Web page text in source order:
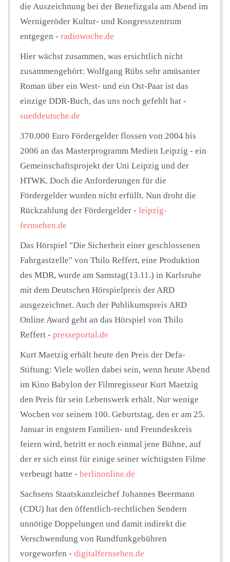
die Auszeichnung bei der Benefizgala am Abend im
Wernigeröder Kultur- und Kongresszentrum
entgegen - radiowoche.de
Hier wächst zusammen, was ersichtlich nicht
zusammengehört: Wolfgang Rübs sehr amüsanter
Roman über ein West- und ein Ost-Paar ist das
einzige DDR-Buch, das uns noch gefehlt hat -
sueddeutsche.de
370.000 Euro Fördergelder flossen von 2004 bis
2006 an das Masterprogramm Medien Leipzig - ein
Gemeinschaftsprojekt der Uni Leipzig und der
HTWK. Doch die Anforderungen für die
Fördergelder wurden nicht erfüllt. Nun droht die
Rückzahlung der Fördergelder - leipzig-
fernsehen.de
Das Hörspiel "Die Sicherheit einer geschlossenen
Fahrgastzelle" von Thilo Reffert, eine Produktion
des MDR, wurde am Samstag(13.11.) in Karlsruhe
mit dem Deutschen Hörspielpreis der ARD
ausgezeichnet. Auch der Publikumspreis ARD
Online Award geht an das Hörspiel von Thilo
Reffert - presseportal.de
Kurt Maetzig erhält heute den Preis der Defa-
Stiftung: Viele wollen dabei sein, wenn heute Abend
im Kino Babylon der Filmregisseur Kurt Maetzig
den Preis für sein Lebenswerk erhält. Nur wenige
Wochen vor seinem 100. Geburtstag, den er am 25.
Januar in engstem Familien- und Freundeskreis
feiern wird, betritt er noch einmal jene Bühne, auf
der er sich einst für einige seiner wichtigsten Filme
verbeugt hatte - berlinonline.de
Sachsens Staatskanzleichef Johannes Beermann
(CDU) hat den öffentlich-rechtlichen Sendern
unnötige Doppelungen und damit indirekt die
Verschwendung von Rundfunkgebühren
vorgeworfen - digitalfernsehen.de